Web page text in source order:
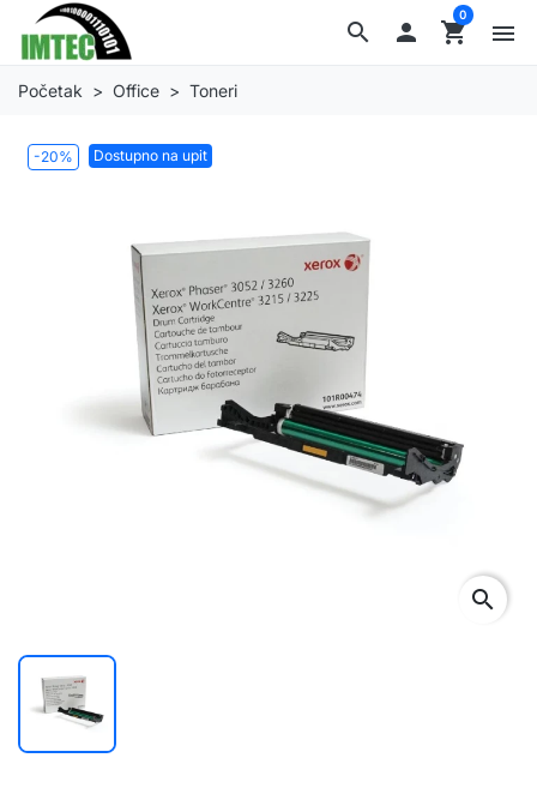
search  shopping_cart
0
menu
Početak Office Toneri
-20% Dostupno na upit
search